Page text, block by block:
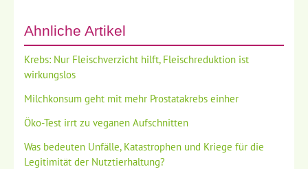
Ähnliche Artikel
Krebs: Nur Fleischverzicht hilft, Fleischreduktion ist
wirkungslos
Milchkonsum geht mit mehr Prostatakrebs einher
Öko-Test irrt zu veganen Aufschnitten
Was bedeuten Unfälle, Katastrophen und Kriege für die
Legitimität der Nutztierhaltung?